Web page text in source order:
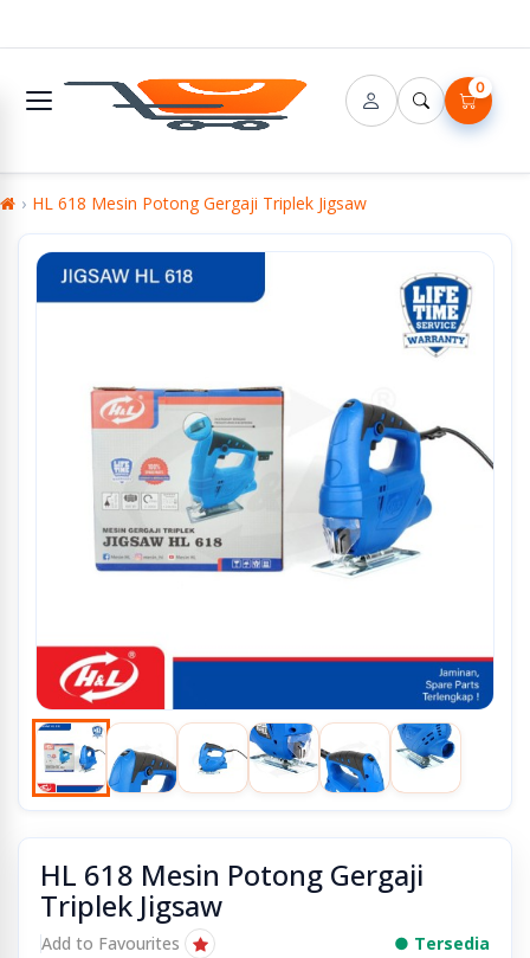
0
HL 618 Mesin Potong Gergaji Triplek Jigsaw
HL 618 Mesin Potong Gergaji
Triplek Jigsaw
Add to Favourites
● Tersedia